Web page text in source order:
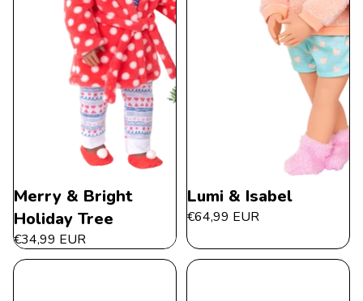
Merry & Bright
Holiday Tree
€34,99 EUR
Lumi & Isabel
€64,99 EUR